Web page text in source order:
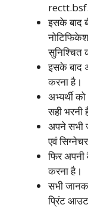
इसके बाद
सुनिश्चित
इसके बाद
करना है।
अभ्यर्थी
सही भरनी
अपने सभी
एवं
फिर
करना है।
सभी
प्रिंट